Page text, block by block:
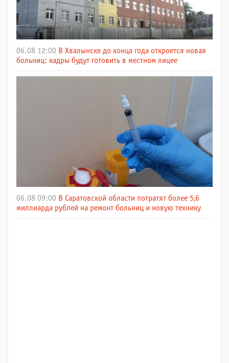
06.08 12:00 В Хвалынске до конца года откроется новая
больниц: кадры будут готовить в местном лицее
06.08 09:00 В Саратовской области потратят более 5,6
миллиарда рублей на ремонт больниц и новую технику